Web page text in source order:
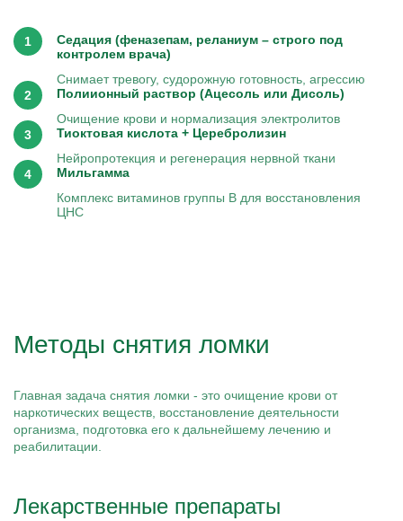
Седация (феназепам, реланиум – строго под
контролем врача)
Снимает тревогу, судорожную готовность, агрессию
Полиионный раствор (Ацесоль или Дисоль)
Очищение крови и нормализация электролитов
Тиоктовая кислота + Церебролизин
Нейропротекция и регенерация нервной ткани
Мильгамма
Комплекс витаминов группы B для восстановления
ЦНС
Методы снятия ломки
Главная задача снятия ломки - это очищение крови от
наркотических веществ, восстановление деятельности
организма, подготовка его к дальнейшему лечению и
реабилитации.
Лекарственные препараты